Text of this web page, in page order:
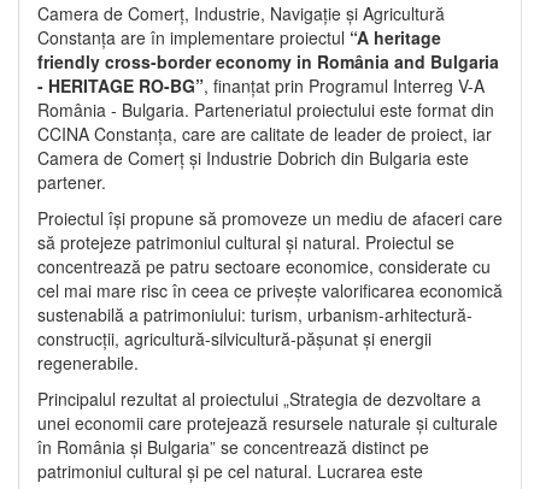
Camera de Comerț, Industrie, Navigație și Agricultură
Constanța are în implementare proiectul “A heritage
friendly cross-border economy in România and Bulgaria
- HERITAGE RO-BG”, finanțat prin Programul Interreg V-A
România - Bulgaria. Parteneriatul proiectului este format din
CCINA Constanța, care are calitate de leader de proiect, iar
Camera de Comerț și Industrie Dobrich din Bulgaria este
partener.
Proiectul își propune să promoveze un mediu de afaceri care
să protejeze patrimoniul cultural și natural. Proiectul se
concentrează pe patru sectoare economice, considerate cu
cel mai mare risc în ceea ce privește valorificarea economică
sustenabilă a patrimoniului: turism, urbanism-arhitectură-
construcții, agricultură-silvicultură-pășunat și energii
regenerabile.
Principalul rezultat al proiectului „Strategia de dezvoltare a
unei economii care protejează resursele naturale și culturale
în România și Bulgaria” se concentrează distinct pe
patrimoniul cultural și pe cel natural. Lucrarea este